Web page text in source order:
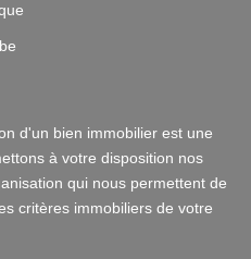
d'un bien immobilier est une
à votre disposition nos
qui nous permettent de
critères immobiliers de votre